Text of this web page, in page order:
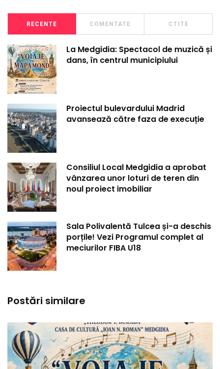
RECENTE COMENTATE CTITE
La Medgidia: Spectacol de muzică și
dans, în centrul municipiului
Proiectul bulevardului Madrid
avansează către faza de execuție
Consiliul Local Medgidia a aprobat
vânzarea unor loturi de teren din
noul proiect imobiliar
Sala Polivalentă Tulcea și-a deschis
porțile! Vezi Programul complet al
meciurilor FIBA U18
Postări similare